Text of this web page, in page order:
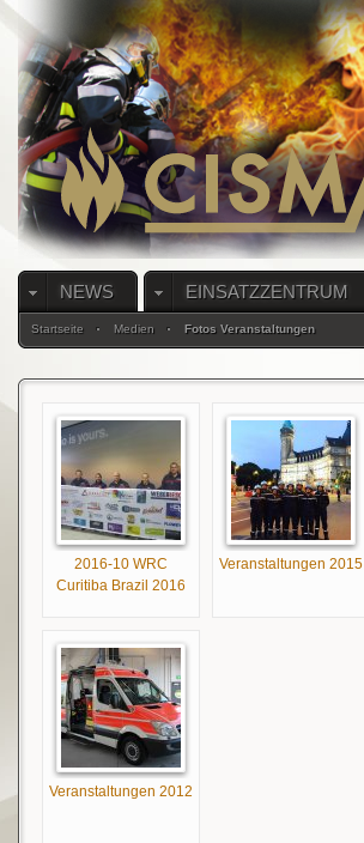
NEWS EINSATZZENTRUM
Startseite Medien Fotos Veranstaltungen
2016-10 WRC
Curitiba Brazil 2016
Veranstaltungen 2015
Veranstaltungen 2012